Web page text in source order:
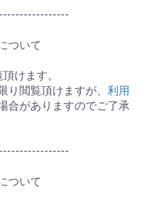
カートへ進む
ついて
けます。
り閲覧頂けますが、 利用
合がありますのでご了承
ついて